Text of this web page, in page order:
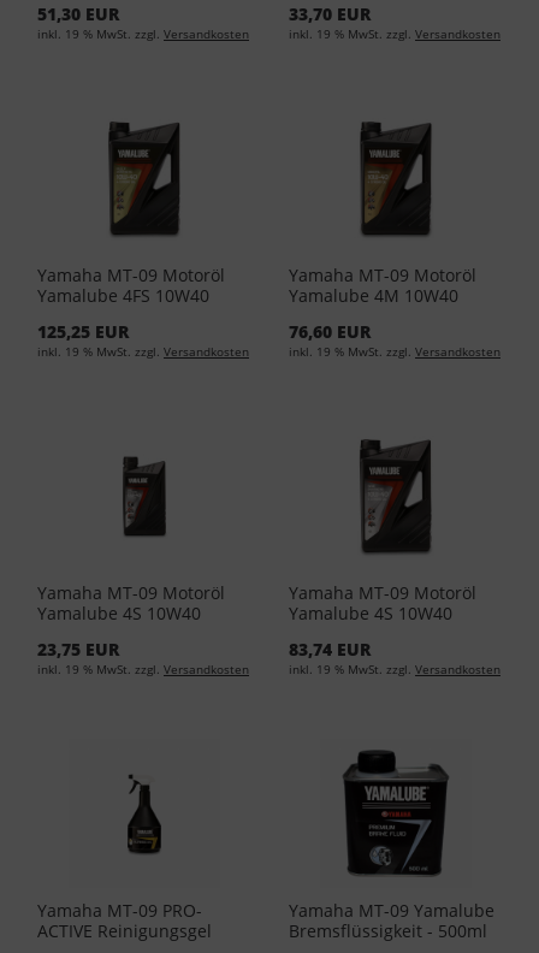
51,30 EUR
inkl. 19 % MwSt. zzgl. Versandkosten
(EUR 25,95L)
33,70 EUR
inkl. 19 % MwSt. zzgl. Versandkosten
Yamaha MT-09 Motoröl
Yamalube 4FS 10W40
(EUR 24,13/L)
125,25 EUR
inkl. 19 % MwSt. zzgl. Versandkosten
Yamaha MT-09 Motoröl
Yamalube 4M 10W40
(EUR 14,49/L)
76,60 EUR
inkl. 19 % MwSt. zzgl. Versandkosten
Yamaha MT-09 Motoröl
Yamalube 4S 10W40
(EUR 17,95/L)
23,75 EUR
inkl. 19 % MwSt. zzgl. Versandkosten
Yamaha MT-09 Motoröl
Yamalube 4S 10W40
(EUR 15,88/L)
83,74 EUR
inkl. 19 % MwSt. zzgl. Versandkosten
Yamaha MT-09 PRO-
ACTIVE Reinigungsgel
Yamaha MT-09 Yamalube
Bremsflüssigkeit - 500ml